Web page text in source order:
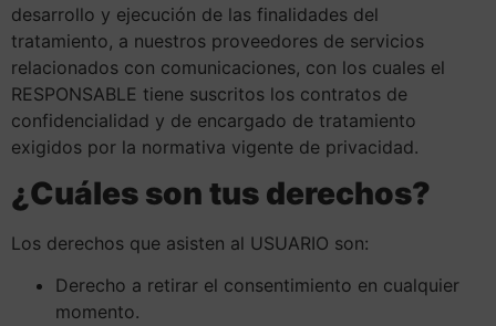
desarrollo y ejecución de las finalidades del
tratamiento, a nuestros proveedores de servicios
relacionados con comunicaciones, con los cuales el
RESPONSABLE tiene suscritos los contratos de
confidencialidad y de encargado de tratamiento
exigidos por la normativa vigente de privacidad.
¿Cuáles son tus derechos?
Los derechos que asisten al USUARIO son:
Derecho a retirar el consentimiento en cualquier
momento.